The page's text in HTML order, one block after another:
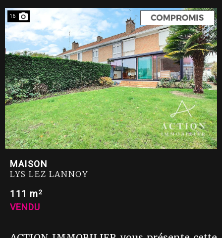
16
MAISON
LYS LEZ LANNOY
111 m2
VENDU